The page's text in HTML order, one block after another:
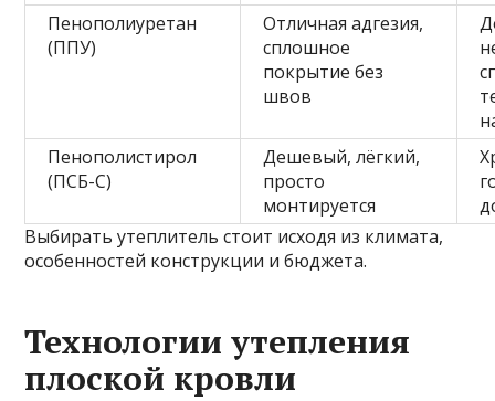
Пенополиуретан
(ППУ)
Отличная адгезия,
сплошное
покрытие без
швов
Пенополистирол
(ПСБ-С)
Дешевый, лёгкий,
просто
монтируется
Выбирать утеплитель стоит исходя из климата,
особенностей конструкции и бюджета.
Технологии утепления
плоской кровли